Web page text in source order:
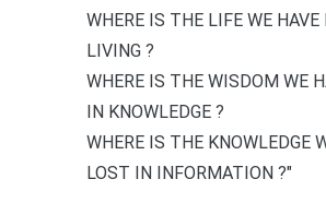
WHERE IS THE LIFE WE HAVE
LIVING ?
WHERE IS THE WISDOM WE
IN KNOWLEDGE ?
WHERE IS THE KNOWLEDGE
LOST IN INFORMATION ?"